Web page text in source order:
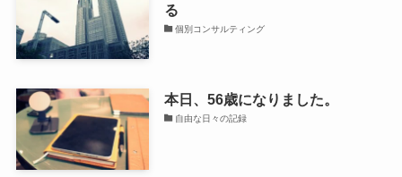
る
個別コンサルティング
本日、56歳になりました。
自由な日々の記録